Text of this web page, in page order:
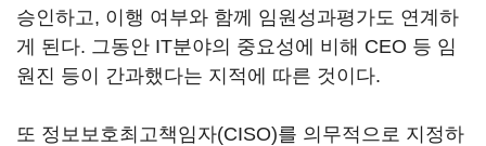
승인하고, 이행 여부와 함께 임원성과평가도 연계하
게 된다. 그동안 IT분야의 중요성에 비해 CEO 등 임
원진 등이 간과했다는 지적에 따른 것이다.
또 정보보호최고책임자(CISO)를 의무적으로 지정하